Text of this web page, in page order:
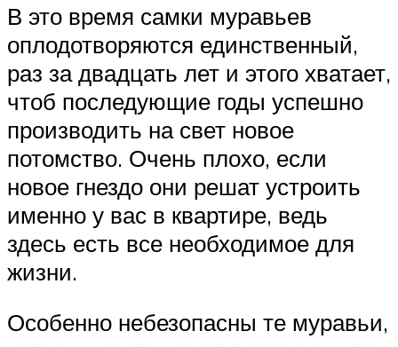
В это время самки муравьев
оплодотворяются единственный,
раз за двадцать лет и этого хватает,
чтоб последующие годы успешно
производить на свет новое
потомство. Очень плохо, если
новое гнездо они решат устроить
именно у вас в квартире, ведь
здесь есть все необходимое для
жизни.
Особенно небезопасны те муравьи,